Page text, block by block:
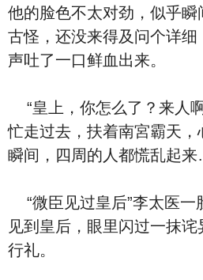
他的脸⾊不太对劲，‮乎似‬瞬间变得很黑青，神情
古怪，还没来得及问个详细
声吐了一口鲜⾎出来。
“皇上，你‮么怎‬了？来人啊，快传太医”皇后紧
忙走‮去过‬，扶着南宮霸天，心急如焚地大喊着。
瞬间
“微臣见过皇后”李太医一
见到皇后，眼里闪过一抹
行礼。